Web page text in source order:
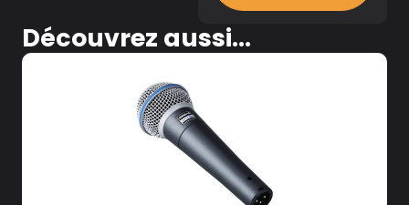
Découvrez aussi...